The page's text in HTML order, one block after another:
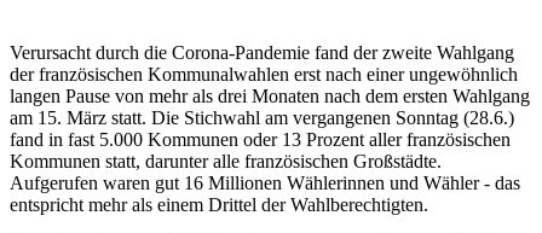
Verursacht durch die Corona-Pandemie fand der zweite Wahlgang
der französischen Kommunalwahlen erst nach einer ungewöhnlich
langen Pause von mehr als drei Monaten nach dem ersten Wahlgang
am 15. März statt. Die Stichwahl am vergangenen Sonntag (28.6.)
fand in fast 5.000 Kommunen oder 13 Prozent aller französischen
Kommunen statt, darunter alle französischen Großstädte.
Aufgerufen waren gut 16 Millionen Wählerinnen und Wähler - das
entspricht mehr als einem Drittel der Wahlberechtigten.